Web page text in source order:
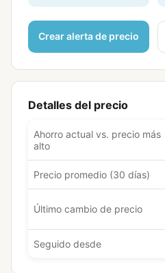
Crear alerta de precio
Detalles del precio
Ahorro actual vs. precio más
alto
Precio promedio (30 días)
Último cambio de precio
Seguido desde